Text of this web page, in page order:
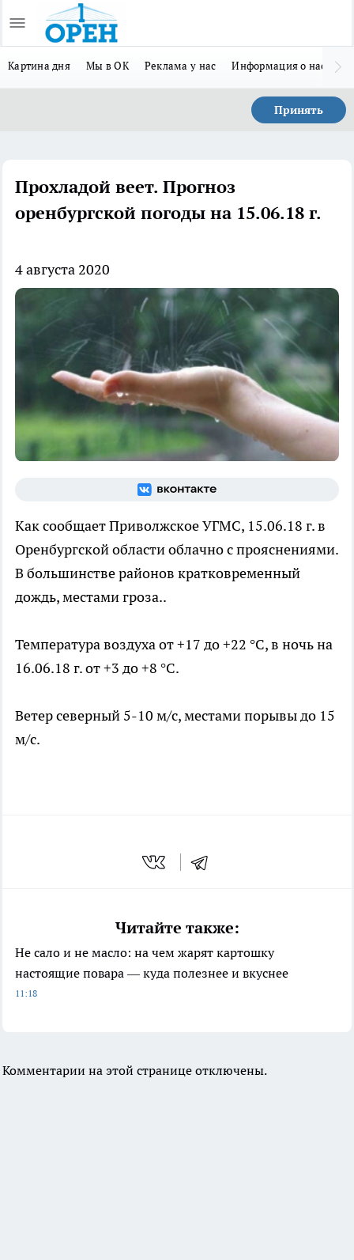
Картина дня Мы в ОК Реклама у нас Информация о нас
Принять
Прохладой веет. Прогноз
оренбургской погоды на 15.06.18 г.
4 августа 2020
Как сообщает Приволжское УГМС, 15.06.18 г. в
Оренбургской области облачно с прояснениями.
В большинстве районов кратковременный
дождь, местами гроза..
Температура воздуха от +17 до +22 °C, в ночь на
16.06.18 г. от +3 до +8 °C.
Ветер северный 5-10 м/с, местами порывы до 15
м/с.
Читайте также:
Не сало и не масло: на чем жарят картошку
настоящие повара — куда полезнее и вкуснее
11:18
Комментарии на этой странице отключены.